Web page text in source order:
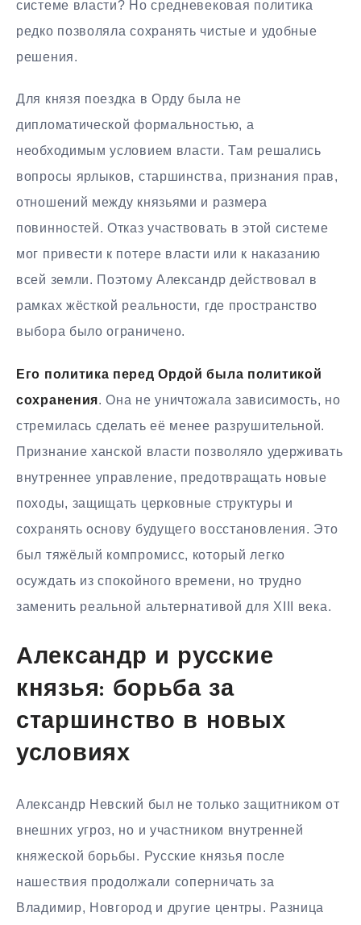
системе власти? Но средневековая политика
редко позволяла сохранять чистые и удобные
решения.
Для князя поездка в Орду была не
дипломатической формальностью, а
необходимым условием власти. Там решались
вопросы ярлыков, старшинства, признания прав,
отношений между князьями и размера
повинностей. Отказ участвовать в этой системе
мог привести к потере власти или к наказанию
всей земли. Поэтому Александр действовал в
рамках жёсткой реальности, где пространство
выбора было ограничено.
Его политика перед Ордой была политикой
сохранения. Она не уничтожала зависимость, но
стремилась сделать её менее разрушительной.
Признание ханской власти позволяло удерживать
внутреннее управление, предотвращать новые
походы, защищать церковные структуры и
сохранять основу будущего восстановления. Это
был тяжёлый компромисс, который легко
осуждать из спокойного времени, но трудно
заменить реальной альтернативой для XIII века.
Александр и русские
князья: борьба за
старшинство в новых
условиях
Александр Невский был не только защитником от
внешних угроз, но и участником внутренней
княжеской борьбы. Русские князья после
нашествия продолжали соперничать за
Владимир, Новгород и другие центры. Разница